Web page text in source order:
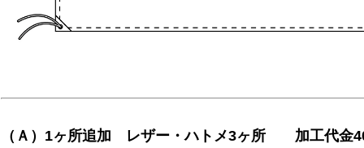
（Ａ）1ヶ所追加 レザー・ハトメ3ヶ所 加工代金